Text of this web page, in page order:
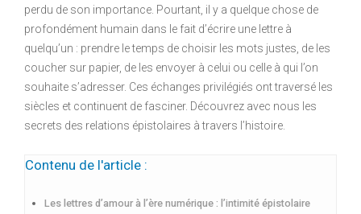
perdu de son importance. Pourtant, il y a quelque chose de
profondément humain dans le fait d’écrire une lettre à
quelqu’un : prendre le temps de choisir les mots justes, de les
coucher sur papier, de les envoyer à celui ou celle à qui l’on
souhaite s’adresser. Ces échanges privilégiés ont traversé les
siècles et continuent de fasciner. Découvrez avec nous les
secrets des relations épistolaires à travers l’histoire.
Contenu de l'article :
Les lettres d’amour à l’ère numérique : l’intimité épistolaire